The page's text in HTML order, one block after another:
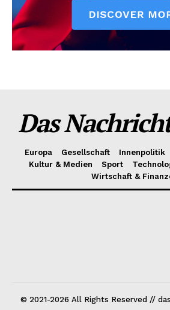
Das
Europa Gesellschaft Innenpolitik
Kultur & Medien
Sport
Wirtschaft &
© 2021-2026 All Rights Reserved //